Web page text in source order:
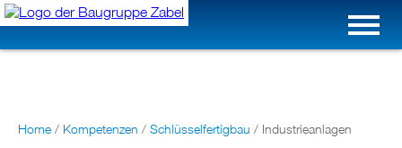
Home / Kompetenzen / Schlüsselfertigbau / Industrieanlagen